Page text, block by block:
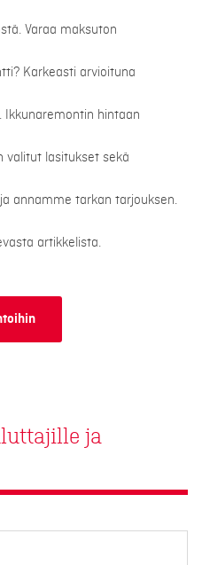
Varaa maksuton
Karkeasti arvioituna
hintaan
valitut lasitukset sekä
annamme tarkan tarjouksen.
artikkelista.
ja